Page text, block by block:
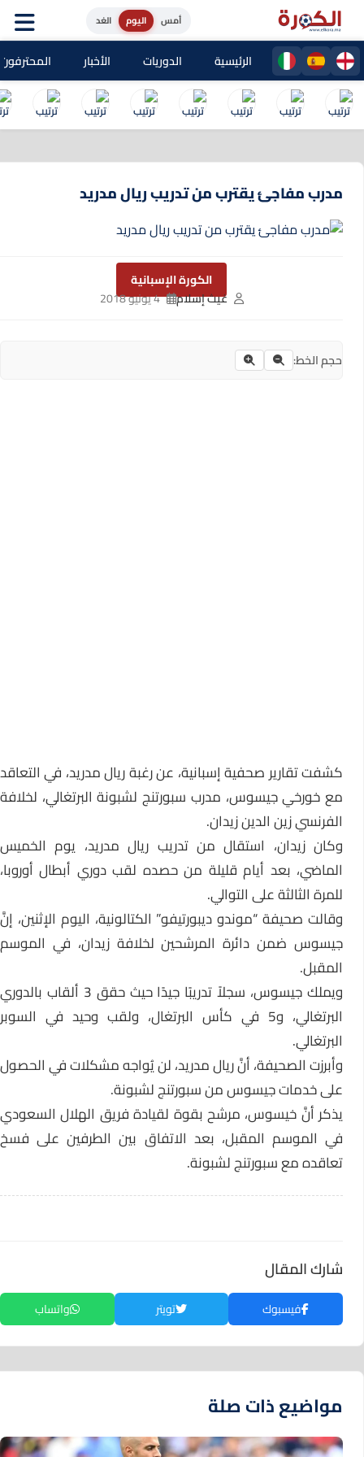
اليوم الغد
الرئيسية الدوريات الأخبار المحترفون
مدرب مفاجئ يقترب من تدريب ريال مدريد
الكورة الإسبانية
غيث إسلام
4 يونيو 2018
حجم الخط:
كشفت تقارير صحفية إسبانية، عن رغبة ريال مدريد، في التعاقد
مع خورخي جيسوس، مدرب سبورتنج لشبونة البرتغالي، لخلافة
الفرنسي زين الدين زيدان.
وكان زيدان، استقال من تدريب ريال مدريد، يوم الخميس
الماضي، بعد أيام قليلة من حصده لقب دوري أبطال أوروبا،
للمرة الثالثة على التوالي.
وقالت صحيفة “موندو ديبورتيفو” الكتالونية، اليوم الإثنين، إنَّ
جيسوس ضمن دائرة المرشحين لخلافة زيدان، في الموسم
المقبل.
ويملك جيسوس، سجلاً تدريبًا جيدًا حيث حقق 3 ألقاب بالدوري
البرتغالي، و5 في كأس البرتغال، ولقب وحيد في السوبر
البرتغالي.
وأبرزت الصحيفة، أنَّ ريال مدريد، لن يُواجه مشكلات في الحصول
على خدمات جيسوس من سبورتنج لشبونة.
يذكر أنَّ خيسوس، مرشح بقوة لقيادة فريق الهلال السعودي
في الموسم المقبل، بعد الاتفاق بين الطرفين على فسخ
تعاقده مع سبورتنج لشبونة.
شارك المقال
فيسبوك تويتر واتساب
مواضيع ذات صلة